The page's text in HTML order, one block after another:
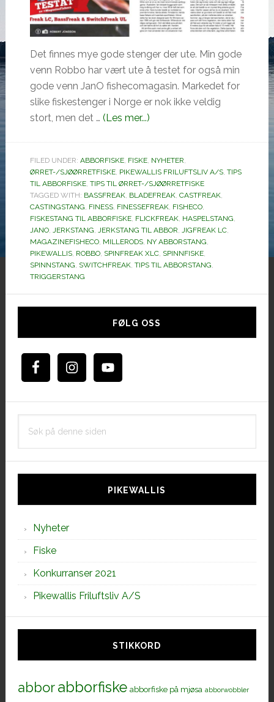
Det finnes mye gode stenger der ute. Min gode
venn Robbo har vært ute å testet for også min
gode venn JanO fishecomagasin. Markedet for
slike fiskestenger i Norge er nok ikke veldig
stort, men det … (Les mer...)omRobbo
abborrspön
från
Millerods…
FILED UNDER: ABBORFISKE, FISKE, NYHETER,
ØRRET-/SJØØRRETFISKE, PIKEWALLIS FRILUFTSLIV A/S, TIPS
TIL ABBORFISKE, TIPS TIL ØRRET-/SJØØRRETFISKE
TAGGED WITH: BASSFREAK, BLADEFREAK, CASTFREAK,
CASTINGSTANG, FINESS, FINESSEFREAK, FISHECO,
FISKESTANG TIL ABBORFISKE, FLICKFREAK, HASPELSTANG,
JANO, JERKSTANG, JERKSTANG TIL ABBOR, JIGFREAK LC,
MAGAZINEFISHECO, MILLERODS, NY ABBORSTANG,
PIKEWALLIS, ROBBO, SPINFREAK XLC, SPINNFISKE,
SPINNSTANG, SWITCHFREAK, TIPS TIL ABBORSTANG,
TRIGGERSTANG
Hoved
FØLG OSS
PIKEWALLIS
Nyheter
Fiske
Konkurranser 2021
Pikewallis Friluftsliv A/S
STIKKORD
abborabborfiske abborfiske på mjøsa abborwobbler